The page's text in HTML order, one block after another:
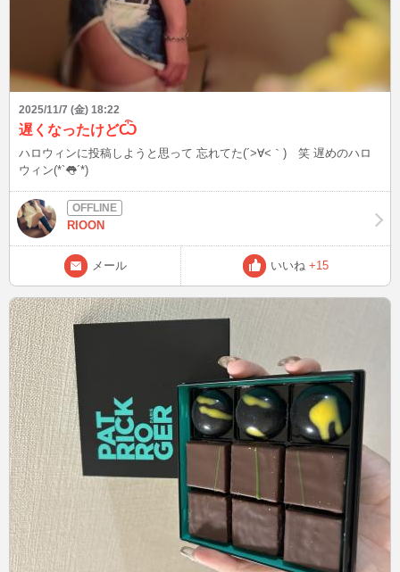
2025/11/7 (金) 18:22
遅くなったけどѼ
ハロウィンに投稿しようと思って 忘れてた(´>∀<｀)ゝ笑 遅めのハロ
ウィン(*`👅´*)
RIOON
メール いいね +15